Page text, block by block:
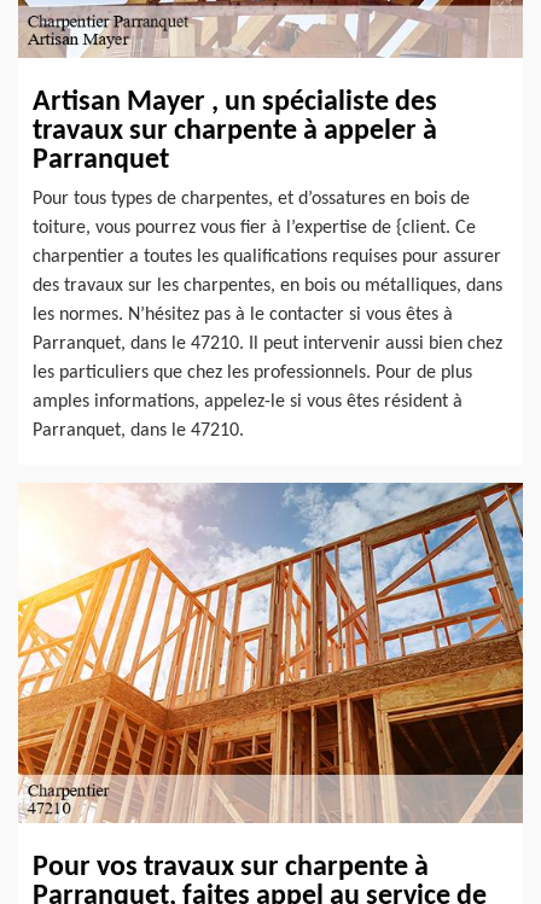
Artisan Mayer , un spécialiste des
travaux sur charpente à appeler à
Parranquet
Pour tous types de charpentes, et d’ossatures en bois de
toiture, vous pourrez vous fier à l’expertise de {client. Ce
charpentier a toutes les qualifications requises pour assurer
des travaux sur les charpentes, en bois ou métalliques, dans
les normes. N’hésitez pas à le contacter si vous êtes à
Parranquet, dans le 47210. Il peut intervenir aussi bien chez
les particuliers que chez les professionnels. Pour de plus
amples informations, appelez-le si vous êtes résident à
Parranquet, dans le 47210.
Pour vos travaux sur charpente à
Parranquet, faites appel au service de